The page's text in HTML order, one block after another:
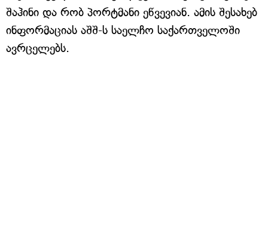
შაჰინი და რობ პორტმანი ეწვევიან. ამის შესახებ
ინფორმაციას აშშ-ს საელჩო საქართველოში
ავრცელებს.